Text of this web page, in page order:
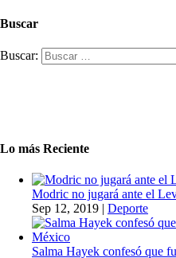
Buscar
Buscar:
Lo más Reciente
Modric no jugará ante el
Sep 12, 2019 | Deporte
Salma Hayek confesó que